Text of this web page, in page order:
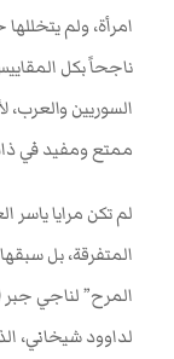
امرأة، ولم
ناجحاً بكل
السوريين
ممتع ومفيد في
لم تكن مرايا ياسر
المتفرقة، بل
المرح” لناجي جبر
لداوود شيخاني،